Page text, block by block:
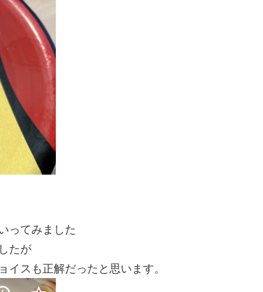
ってみました
たが
スも正解だったと思います。